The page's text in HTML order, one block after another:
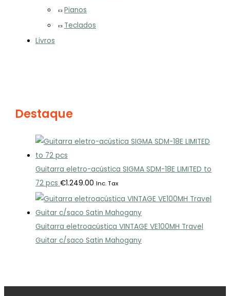
Pianos
Teclados
Livros
Destaque
Guitarra eletro-acústica SIGMA SDM-18E LIMITED to
72 pcs €1.249.00 Inc. Tax
Guitarra eletroacústica VINTAGE VE100MH Travel
Guitar c/saco Satin Mahogany